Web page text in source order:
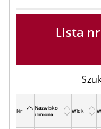
Lista nr
Nr
Nazwisko
i Imiona
Wiek